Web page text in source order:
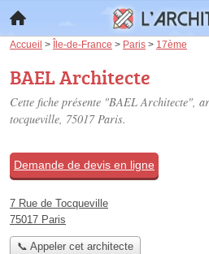
Accueil > Île-de-France > Paris > 17ème
BAEL Architecte
Cette fiche présente "BAEL Architecte",
tocqueville, 75017 Paris.
Demande de devis en ligne
7 Rue de Tocqueville
75017 Paris
📞 Appeler cet architecte